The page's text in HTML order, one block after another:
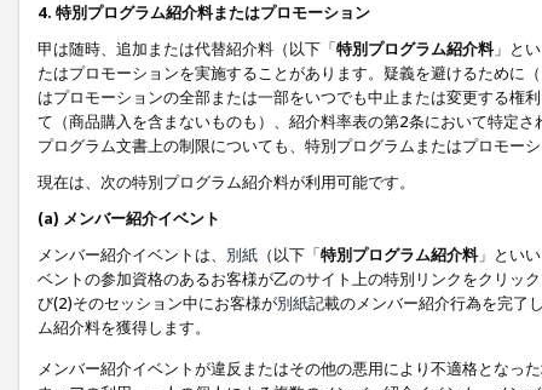
4. 特別プログラム紹介料またはプロモーション
甲は随時、追加または代替紹介料（以下「特別プログラム紹介料」と
たはプロモーションを実施することがあります。疑義を避けるために
はプロモーションの全部または一部をいつでも中止または変更する権
て（商品購入を含まないものも）、紹介料率表の第2条において特定
プログラム文書上の制限についても、特別プログラムまたはプロモー
現在は、次の特別プログラム紹介料が利用可能です。
(a) メンバー紹介イベント
メンバー紹介イベントは、 別紙 （以下「特別プログラム紹介料」とい
ベントの参加資格のあるお客様が乙のサイト上の特別リンクをクリッ
び(2)そのセッション中にお客様が別紙記載のメンバー紹介行為を完了
ム紹介料を獲得します。
メンバー紹介イベントが違反またはその他の悪用により不適格となっ